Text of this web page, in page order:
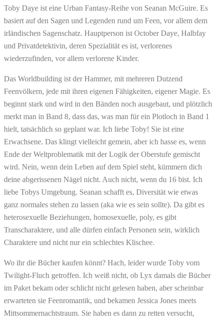
Toby Daye ist eine Urban Fantasy-Reihe von Seanan McGuire. Es
basiert auf den Sagen und Legenden rund um Feen, vor allem dem
irländischen Sagenschatz. Hauptperson ist October Daye, Halbfay
und Privatdetektivin, deren Spezialität es ist, verlorenes
wiederzufinden, vor allem verlorene Kinder.
Das Worldbuilding ist der Hammer, mit mehreren Dutzend
Feenvölkern, jede mit ihren eigenen Fähigkeiten, eigener Magie. Es
beginnt stark und wird in den Bänden noch ausgebaut, und plötzlich
merkt man in Band 8, dass das, was man für ein Plotloch in Band 1
hielt, tatsächlich so geplant war. Ich liebe Toby! Sie ist eine
Erwachsene. Das klingt vielleicht gemein, aber ich hasse es, wenn
Ende der Weltproblematik mit der Logik der Oberstufe gemischt
wird. Nein, wenn dein Leben auf dem Spiel steht, kümmern dich
deine abgerissenen Nägel nicht. Auch nicht, wenn du 16 bist. Ich
liebe Tobys Umgebung. Seanan schafft es, Diversität wie etwas
ganz normales stehen zu lassen (aka wie es sein sollte). Da gibt es
heterosexuelle Beziehungen, homosexuelle, poly, es gibt
Transcharaktere, und alle dürfen einfach Personen sein, wirklich
Charaktere und nicht nur ein schlechtes Klischee.
Wo ihr die Bücher kaufen könnt? Hach, leider wurde Toby vom
Twilight-Fluch getroffen. Ich weiß nicht, ob Lyx damals die Bücher
im Paket bekam oder schlicht nicht gelesen haben, aber scheinbar
erwarteten sie Feenromantik, und bekamen Jessica Jones meets
Mittsommernachtstraum. Sie haben es dann zu retten versucht,